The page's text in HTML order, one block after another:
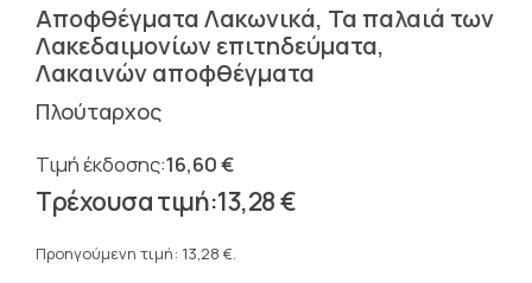
Αποφθέγματα Λακωνικά, Τα παλαιά των
Λακεδαιμονίων επιτηδεύματα,
Λακαινών αποφθέγματα
Πλούταρχος
16,60€
Original
price
16,60 €.
13,28€
τρέχουσα
Προηγούμενη τιμή: 13,28 €.